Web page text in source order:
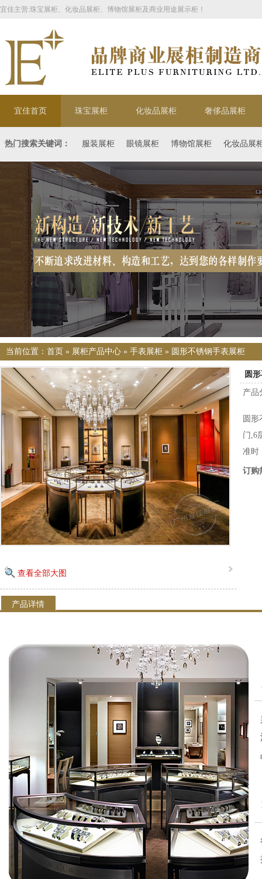
宜佳主营:珠宝展柜、化妆品展柜、博物馆展柜及商业用途展示柜！
宜佳首页 珠宝展柜 化妆品展柜 奢侈品展柜
热门搜索关键词： 服装展柜 眼镜展柜 博物馆展柜 化妆品展
当前位置： 首页 » 展柜产品中心 » 手表展柜 » 圆形不锈钢手表展柜
查看全部大图
圆
产品
圆
门,6
准时
订购
产品详情